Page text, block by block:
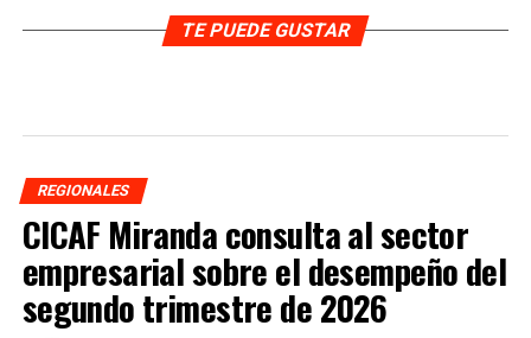
TE PUEDE GUSTAR
REGIONALES
CICAF Miranda consulta al sector
empresarial sobre el desempeño del
segundo trimestre de 2026